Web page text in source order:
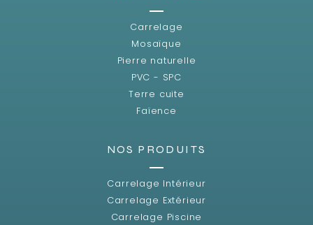
Carrelage
Mosaïque
Pierre naturelle
PVC - SPC
Terre cuite
Faïence
NOS PRODUITS
Carrelage Intérieur
Carrelage Extérieur
Carrelage Piscine